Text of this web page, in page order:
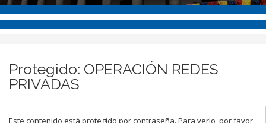
Protegido: OPERACIÓN REDES
PRIVADAS
Este contenido está protegido por contraseña. Para verlo, por favor,